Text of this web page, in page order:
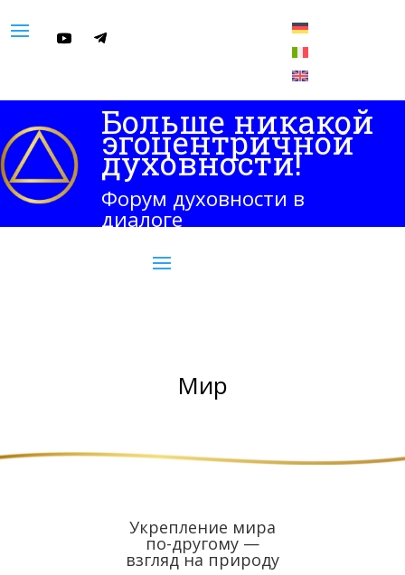
Больше никакой
эгоцентричной
духовности!
Форум духовности в
диалоге
Мир
Укрепление мира
по-другому —
взгляд на природу